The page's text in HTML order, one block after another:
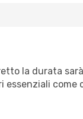
la durata
come